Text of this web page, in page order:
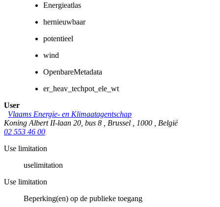
Energieatlas
hernieuwbaar
potentieel
wind
OpenbareMetadata
er_heav_techpot_ele_wt
User
Vlaams Energie- en Klimaatagentschap
Koning Albert II-laan 20, bus 8
Brussel 1000
België
02 553 46 00
Use limitation
uselimitation
Use limitation
Beperking(en) op de publieke toegang